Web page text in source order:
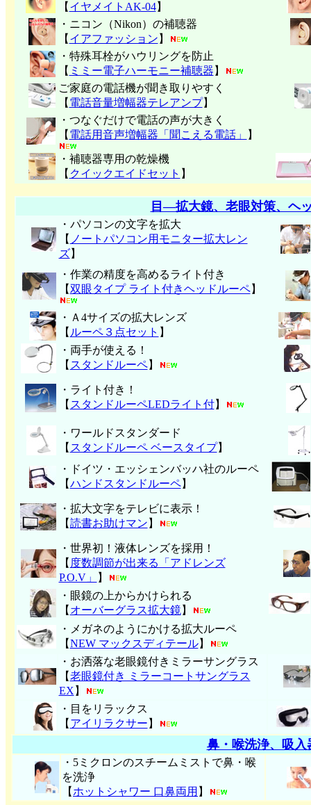
【 イヤメイトAK-04】
・ニコン（Nikon）の補聴器
【 イアファッション 】
・特殊耳栓がハウリングを防止
【 ミミー電子ハーモニー補聴器 】
ご家庭の電話機が聞き取りやすく
【 電話音量増幅器テレアンプ】
・つなぐだけで電話の声が大きく
【 電話用音声増幅器「聞こえる電話」 】
・補聴器専用の乾燥機
【 クイックエイドセット 】
目―拡大鏡、老眼対策、ヘ
・パソコンの文字を拡大
【 ノートパソコン用モニター拡大レン
ズ】
・作業の精度を高めるライト付き
【双眼タイプ ライト付きヘッドルーペ】
・Ａ4サイズの拡大レンズ
【 ルーペ３点セット 】
・両手が使える！
【 スタンドルーペ】
・ライト付き！
【 スタンドルーペLEDライト付】
・ワールドスタンダード
【 スタンドルーペ ベースタイプ】
・ドイツ・エッシェンバッハ社のルーペ
【ハンド スタンドルーペ】
・拡大文字をテレビに表示！
【読書お助けマン 】
・世界初！液体レンズを採用！
【 度数調節が出来る「アドレンズ
P.O.V」
】
・眼鏡の上からかけられる
【 オーバーグラス拡大鏡】
・メガネのようにかける拡大ルーペ
【NEW マックスディテール】
・お洒落な老眼鏡付きミラーサングラス
【老眼鏡付き ミラーコートサングラス
EX 】
・目をリラックス
【 アイリラクサー 】
鼻・喉洗浄、吸入
・5ミクロンのスチームミストで鼻・喉
を洗浄
【 ホットシャワー 口鼻両用 】